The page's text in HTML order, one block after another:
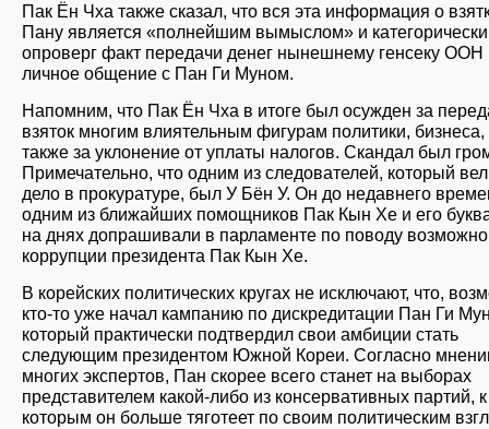
Пак Ён Чха также сказал, что вся эта информация о
Пану является «полнейшим вымыслом» и категорически
опроверг факт передачи денег нынешнему генсеку ООН
личное общение с Пан Ги Муном.
Напомним, что Пак Ён Чха в итоге был осужден за
взяток многим влиятельным фигурам политики, бизнеса,
также за уклонение от уплаты налогов. Скандал был
Примечательно, что одним из следователей, который
дело в прокуратуре, был У Бён У. Он до недавнего
одним из ближайших помощников Пак Кын Хе и его
на днях допрашивали в парламенте по поводу
коррупции президента Пак Кын Хе.
В корейских политических кругах не исключают, что,
кто-то уже начал кампанию по дискредитации Пан Ги
который практически подтвердил свои амбиции стать
следующим президентом Южной Кореи. Согласно
многих экспертов, Пан скорее всего станет на выборах
представителем какой-либо из консервативных партий, к
которым он больше тяготеет по своим политическим